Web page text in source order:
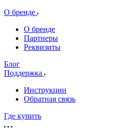
О бренде
О бренде
Партнеры
Реквизиты
Блог
Поддержка
Инструкции
Обратная связь
Где купить